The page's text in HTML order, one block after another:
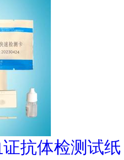
抗体检测试纸